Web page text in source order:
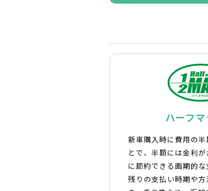
ハーフ
新車購入時に費用の
とで、半額には金利
に節約できる画期的な
残りの支払い時期や